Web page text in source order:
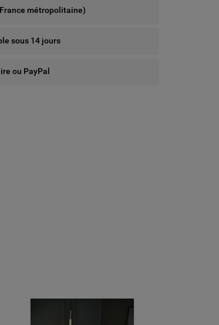
métropolitaine)
sous 14 jours
ou PayPal